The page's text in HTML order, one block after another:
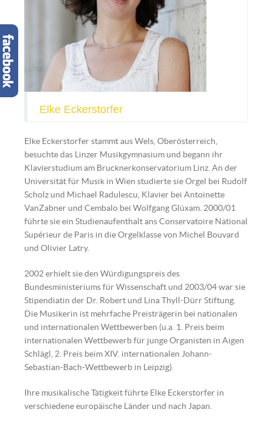
Elke Eckerstorfer
Elke Eckerstorfer stammt aus Wels, Oberösterreich,
besuchte das Linzer Musikgymnasium und begann ihr
Klavierstudium am Brucknerkonservatorium Linz. An der
Universität für Musik in Wien studierte sie Orgel bei Rudolf
Scholz und Michael Radulescu, Klavier bei Antoinette
VanZabner und Cembalo bei Wolfgang Glüxam. 2000/01
führte sie ein Studienaufenthalt ans Conservatoire National
Supérieur de Paris in die Orgelklasse von Michel Bouvard
und Olivier Latry.
2002 erhielt sie den Würdigungspreis des
Bundesministeriums für Wissenschaft und 2003/04 war sie
Stipendiatin der Dr. Robert und Lina Thyll-Dürr Stiftung.
Die Musikerin ist mehrfache Preisträgerin bei nationalen
und internationalen Wettbewerben (u.a. 1. Preis beim
internationalen Wettbewerb für junge Organisten in Aigen
Schlägl, 2. Preis beim XIV. internationalen Johann-
Sebastian-Bach-Wettbewerb in Leipzig).
Ihre musikalische Tätigkeit führte Elke Eckerstorfer in
verschiedene europäische Länder und nach Japan.